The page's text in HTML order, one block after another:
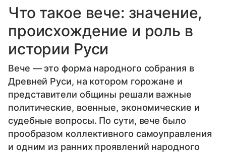
Что такое вече: значение,
происхождение и роль в
истории Руси
Вече — это форма народного собрания в
Древней Руси, на котором горожане и
представители общины решали важные
политические, военные, экономические и
судебные вопросы. По сути, вече было
прообразом коллективного самоуправления
и одним из ранних проявлений народного